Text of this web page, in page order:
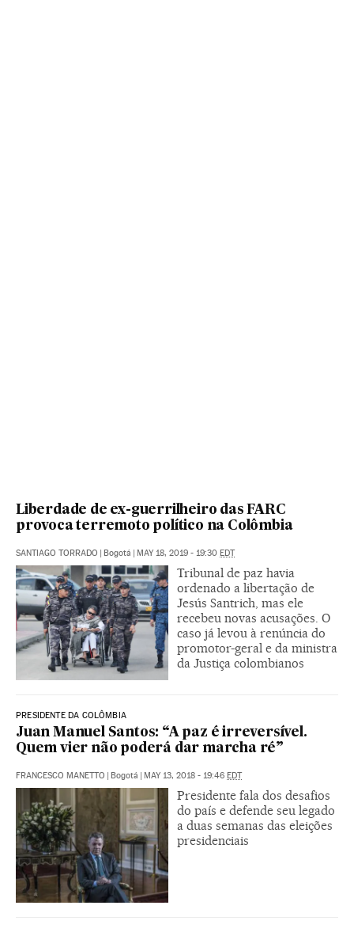
Liberdade de ex-guerrilheiro das FARC
provoca terremoto político na Colômbia
SANTIAGO TORRADO Bogotá MAY 18, 2019 - 19:30 EDT
Tribunal de paz havia
ordenado a libertação de
Jesús Santrich, mas ele
recebeu novas acusações. O
caso já levou à renúncia do
promotor-geral e da ministra
da Justiça colombianos
PRESIDENTE DA COLÔMBIA
Juan Manuel Santos: “A paz é irreversível.
Quem vier não poderá dar marcha ré”
FRANCESCO MANETTO Bogotá MAY 13, 2018 - 19:46 EDT
Presidente fala dos desafios
do país e defende seu legado
a duas semanas das eleições
presidenciais